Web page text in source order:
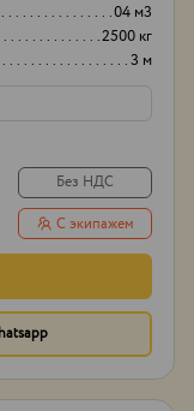
04 м3
2500 кг
3 м
Без НДС
С экипажем